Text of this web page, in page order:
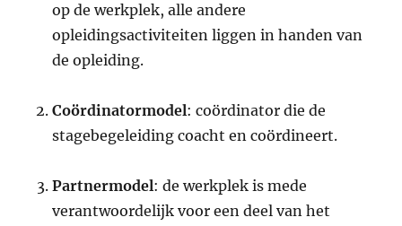
op de werkplek, alle andere
opleidingsactiviteiten liggen in handen van
de opleiding.
Coördinatormodel: coördinator die de
stagebegeleiding coacht en coördineert.
Partnermodel: de werkplek is mede
verantwoordelijk voor een deel van het